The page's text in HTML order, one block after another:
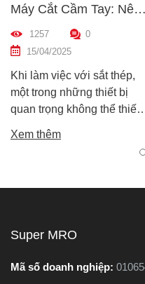
Máy Cắt Cầm Tay: Nên
Chọn Loại Nào Phù Hợp
Nhất?
1257
0
15/04/2025
Khi làm việc với sắt thép,
một trong những thiết bị
quan trọng không thể thiếu
nhiên, trên thị trường hiện
nay có hai dòng phổ biến là
bài viết này, Super MRO sẽ
giúp bạn hiểu rõ sự khác
Xem thêm
Super MRO
Mã số doanh nghiệp: